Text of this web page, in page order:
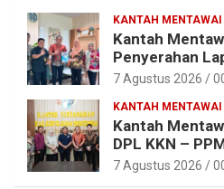
KANTAH MENTAWAI
Kantah
Penyerahan
Kemen ATR/
7 Agustus 2026 /
KANTAH MENTAWAI
Kantah
DPL KKN –
7 Agustus 2026 /